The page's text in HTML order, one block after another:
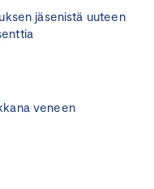
jäsenistä uuteen
veneen